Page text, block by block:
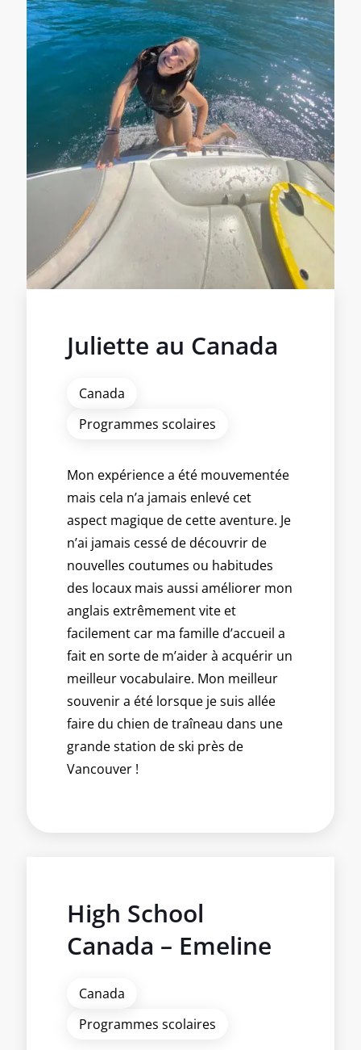
Juliette au Canada
Canada
Programmes scolaires
Mon expérience a été mouvementée
mais cela n’a jamais enlevé cet
aspect magique de cette aventure. Je
n’ai jamais cessé de découvrir de
nouvelles coutumes ou habitudes
des locaux mais aussi améliorer mon
anglais extrêmement vite et
facilement car ma famille d’accueil a
fait en sorte de m’aider à acquérir un
meilleur vocabulaire. Mon meilleur
souvenir a été lorsque je suis allée
faire du chien de traîneau dans une
grande station de ski près de
Vancouver !
High School
Canada – Emeline
Canada
Programmes scolaires